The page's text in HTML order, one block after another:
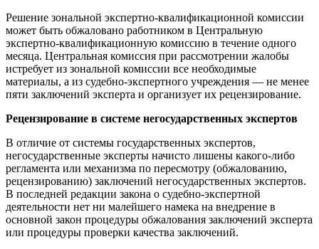
Решение зональной экспертно-квалификационной комиссии
может быть обжаловано работником в Центральную
экспертно-квалификационную комиссию в течение одного
месяца. Центральная комиссия при рассмотрении жалобы
истребует из зональной комиссии все необходимые
материалы, а из судебно-экспертного учреждения — не менее
пяти заключений эксперта и организует их рецензирование.
Рецензирование в системе негосударственных экспертов
В отличие от системы государственных экспертов,
негосударственные эксперты начисто лишены какого-либо
регламента или механизма по пересмотру (обжалованию,
рецензированию) заключений негосударственных экспертов.
В последней редакции закона о судебно-экспертной
деятельности нет ни малейшего намека на внедрение в
основной закон процедуры обжалования заключений эксперта
или процедуры проверки качества заключений.